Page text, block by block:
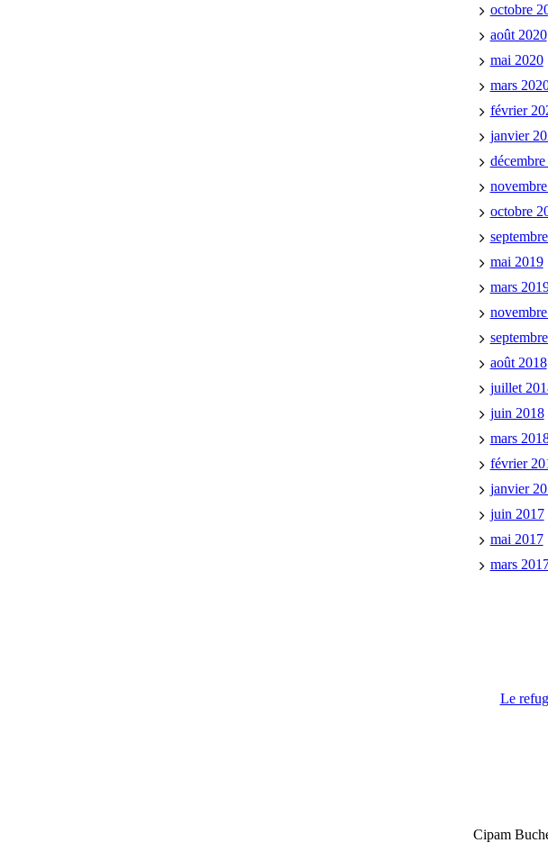
octobre
août 2020
mai 2020
mars
février
janvier
octobre
mai 2019
mars
août 2018
juillet
juin 2018
mars
février
janvier
juin 2017
mai 2017
mars
Le
Cipam